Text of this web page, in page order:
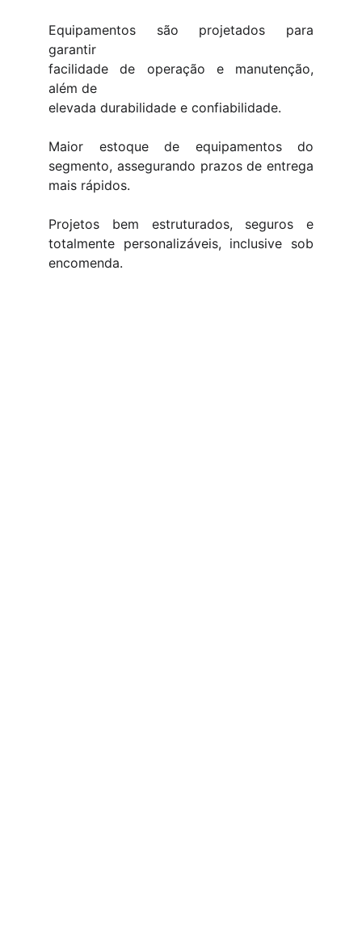
Equipamentos são projetados para
garantir
facilidade de operação e manutenção,
além de
elevada durabilidade e confiabilidade.
Maior estoque de equipamentos do
segmento, assegurando prazos de entrega
mais rápidos.
Projetos bem estruturados, seguros e
totalmente personalizáveis, inclusive sob
encomenda.